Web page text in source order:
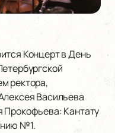
Концерт в День
ректора,
Васильева
Прокофьева: Кантату
№1.